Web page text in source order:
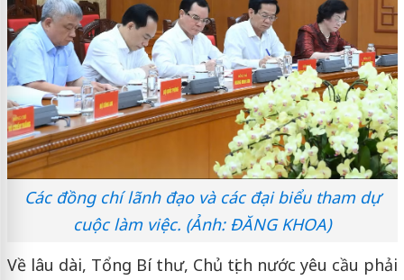
Các đồng chí lãnh đạo và các đại biểu tham dự
cuộc làm việc. (Ảnh: ĐĂNG KHOA)
Về lâu dài, Tổng Bí thư, Chủ tịch nước yêu cầu phải